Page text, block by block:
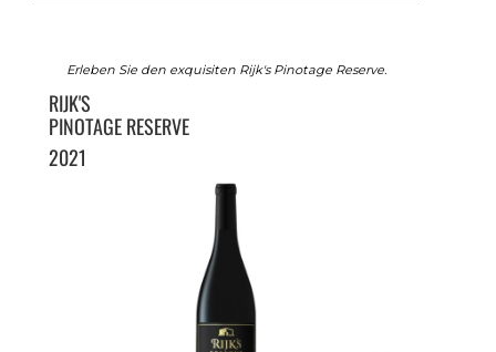
Erleben Sie den exquisiten Rijk's Pinotage Reserve.
RIJK'S
PINOTAGE RESERVE
2021